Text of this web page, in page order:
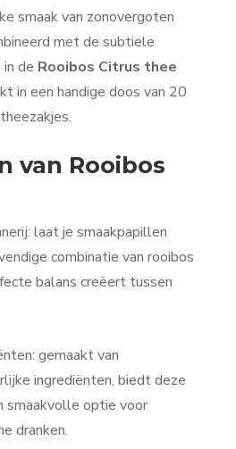
smaak van zonovergoten
met de subtiele
de Rooibos Citrus thee
in een handige doos van 20
van Rooibos
laat je smaakpapillen
combinatie van rooibos
balans creëert tussen
gemaakt van
ingrediënten, biedt deze
smaakvolle optie voor
dranken.